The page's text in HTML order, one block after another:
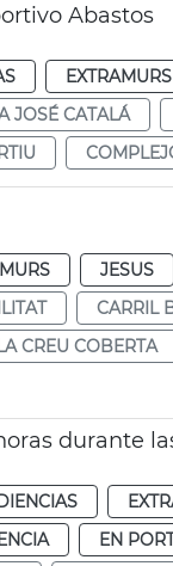
Abastos
EXTRAMURS
JOSÉ CATALÁ
JESUS
CARRIL
CREU COBERTA
EN